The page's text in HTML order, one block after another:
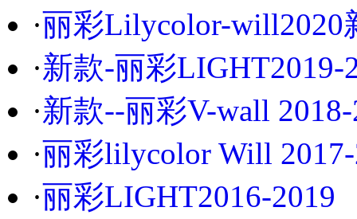
·丽彩Lilycolor-will2020
·新款-丽彩LIGHT2019-
·新款--丽彩V-wall
·丽彩lilycolor Will
·丽彩LIGHT2016-2019